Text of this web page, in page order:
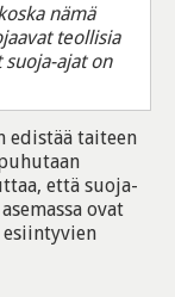
nämä
teollisia
ajat on
edistää taiteen
että suoja-
ovat